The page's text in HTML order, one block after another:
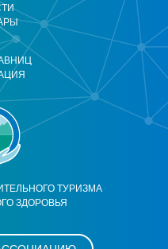
ТУРИЗМА
ЗДОРОВЬЯ